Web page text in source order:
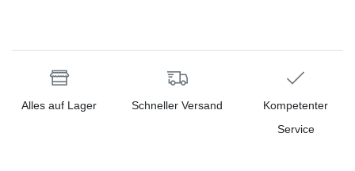
Alles auf Lager Schneller Versand
Kompetenter
Service